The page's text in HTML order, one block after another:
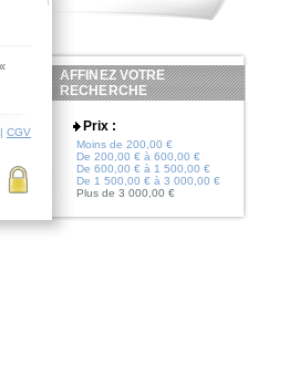
| CGV
AFFINEZ VOTRE
RECHERCHE
Prix :
Moins de 200,00 €
De 200,00 € à 600,00 €
De 600,00 € à 1 500,00 €
De 1 500,00 € à 3 000,00 €
Plus de 3 000,00 €